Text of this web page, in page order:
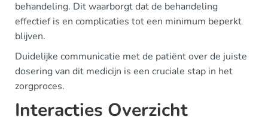
behandeling. Dit waarborgt dat de behandeling
effectief is en complicaties tot een minimum beperkt
blijven.
Duidelijke communicatie met de patiënt over de juiste
dosering van dit medicijn is een cruciale stap in het
zorgproces.
Interacties Overzicht